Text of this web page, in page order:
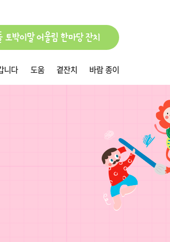
토박이말 어울림 한마당 잔치
니다 도움 곁잔치 바람 종이